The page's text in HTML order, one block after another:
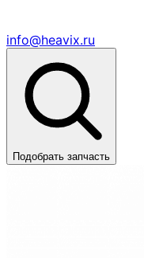
info@heavix.ru
Подобрать запчасть